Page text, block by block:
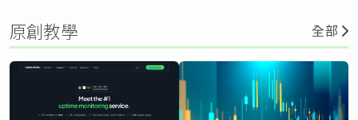
原創教學 全部